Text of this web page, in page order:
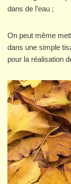
dans de l’eau ;
On peut même
dans une simple
pour la réalisation